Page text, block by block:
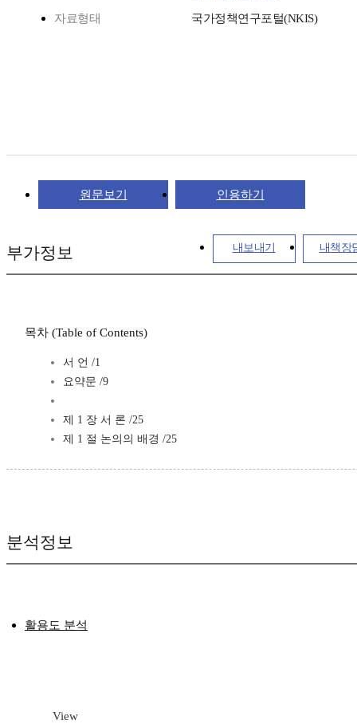
자료형태 국가정책연구포털(NKIS)
원문보기 인용하기
내보내기 내책장
부가정보
목차 (Table of Contents)
서 언 /1
요약문 /9
제 1 장 서 론 /25
제 1 절 논의의 배경 /25
분석정보
활용도 분석
View